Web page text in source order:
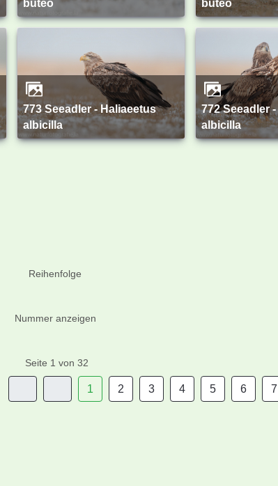
buteo
buteo
773 Seeadler - Haliaeetus
albicilla
772 Seeadler - Haliaeetus
albicilla
Reihenfolge
Nummer anzeigen
Seite 1 von 32
1 2 3 4 5 6 7